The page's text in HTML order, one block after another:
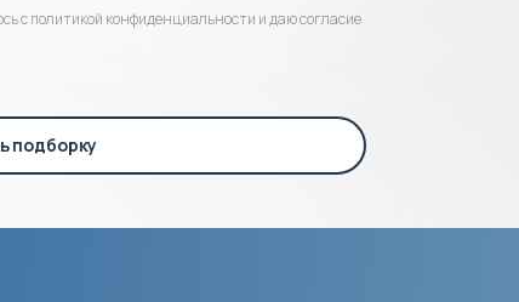
с политикой конфиденциальности и даю согласие
подборку